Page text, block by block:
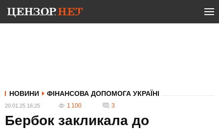
НОВИНИ ФІНАНСОВА ДОПОМОГА УКРАЇНІ
20.01.25 16:25 1 100 3
Бербок закликала до